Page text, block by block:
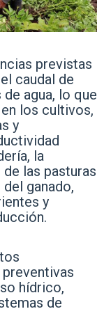
previstas
caudal de
agua, lo que
los cultivos,
y
la
las pasturas
ganado,
y
hídrico,
de